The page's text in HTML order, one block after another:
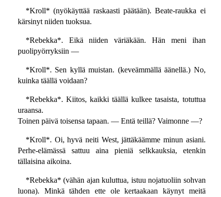
*Kroll* (nyökäyttää raskaasti päätään). Beate-raukka ei
kärsinyt niiden tuoksua.
*Rebekka*. Eikä niiden väriäkään. Hän meni ihan
puolipyörryksiin —
*Kroll*. Sen kyllä muistan. (keveämmällä äänellä.) No,
kuinka täällä voidaan?
*Rebekka*. Kiitos, kaikki täällä kulkee tasaista, totuttua
uraansa.
Toinen päivä toisensa tapaan. — Entä teillä? Vaimonne —?
*Kroll*. Oi, hyvä neiti West, jättäkäämme minun asiani.
Perhe-elämässä sattuu aina pieniä selkkauksia, etenkin
tällaisina aikoina.
*Rebekka* (vähän ajan kuluttua, istuu nojatuoliin sohvan
luona). Minkä tähden ette ole kertaakaan käynyt meitä